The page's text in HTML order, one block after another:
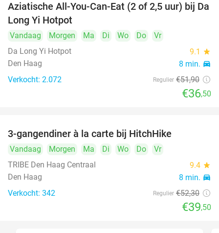
30%
Aziatische All-You-Can-Eat (2 of 2,5 uur) bij Da
Long Yi Hotpot
Vandaag Morgen Ma Di Wo Do
Vr
Da Long Yi Hotpot
9.1 star
Den Haag 8 min. directions_car
Verkocht: 2.072 Regulier €51,90
€36,50
3-gangendiner à la carte bij HitchHike
Vandaag Morgen Ma Di Wo Do
Vr
TRIBE Den Haag Centraal
9.4 star
Den Haag 8 min. directions_car
Verkocht: 342 Regulier €52,30
€39,50